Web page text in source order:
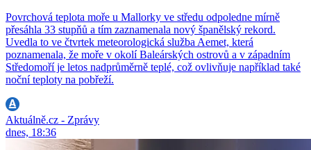
Povrchová teplota moře u Mallorky ve středu odpoledne mírně
přesáhla 33 stupňů a tím zaznamenala nový španělský rekord.
Uvedla to ve čtvrtek meteorologická služba Aemet, která
poznamenala, že moře v okolí Baleárských ostrovů a v západním
Středomoří je letos nadprůměrně teplé, což ovlivňuje například také
noční teploty na pobřeží.
Aktuálně.cz - Zprávy
dnes, 18:36